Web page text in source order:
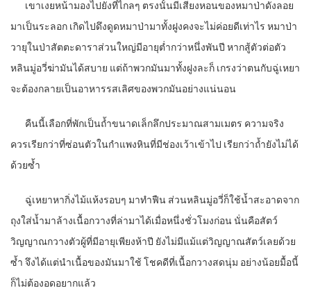
เขาเงยหน้ามองไปยังที่ไกลๆ ตรงนั้นมีเสียงหอนของหมาป่าดังลอย
มาเป็นระลอก เกิดไปดึงดูดหมาป่ามาทั้งฝูงคงจะไม่ค่อยดีเท่าไร หมาป่า
วายุในป่าสัตตะดาราส่วนใหญ่มีอายุต่ำกว่าหนึ่งพันปี หากสู้ตัวต่อตัว
หลินมู่อวี่ฆ่ามันได้สบาย แต่ถ้าพวกมันมาทั้งฝูงละก็ เกรงว่าตนกับฉู่เหยา
จะต้องกลายเป็นอาหารรสเลิศของพวกมันอย่างแน่นอน
คืนนี้เลือกที่พักเป็นถ้ำขนาดเล็กลึกประมาณสามเมตร ความจริง
ควรเรียกว่าที่ซ่อนตัวในกำแพงหินที่มีช่องเว้าเข้าไป เรียกว่าถ้ำยังไม่ได้
ด้วยซ้ำ
ฉู่เหยาหากิ่งไม้แห้งรอบๆ มาทำฟืน ส่วนหลินมู่อวี่ก็ใช้น้ำสะอาดจาก
ถุงใส่น้ำมาล้างเนื้อกวางที่ล่ามาได้เมื่อหนึ่งชั่วโมงก่อน นั่นคือสัตว์
วิญญาณกวางตัวผู้ที่มีอายุเพียงห้าปี ยังไม่มีแม้แต่วิญญาณสัตว์เลยด้วย
ซ้ำ จึงได้แต่นำเนื้อของมันมาใช้ โชคดีที่เนื้อกวางสดนุ่ม อย่างน้อยมื้อนี้
ก็ไม่ต้องอดอยากแล้ว